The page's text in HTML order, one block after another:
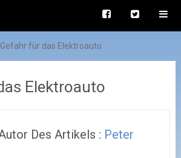
Gefahr für das Elektroauto
Elektroauto
Des Artikels : Peter